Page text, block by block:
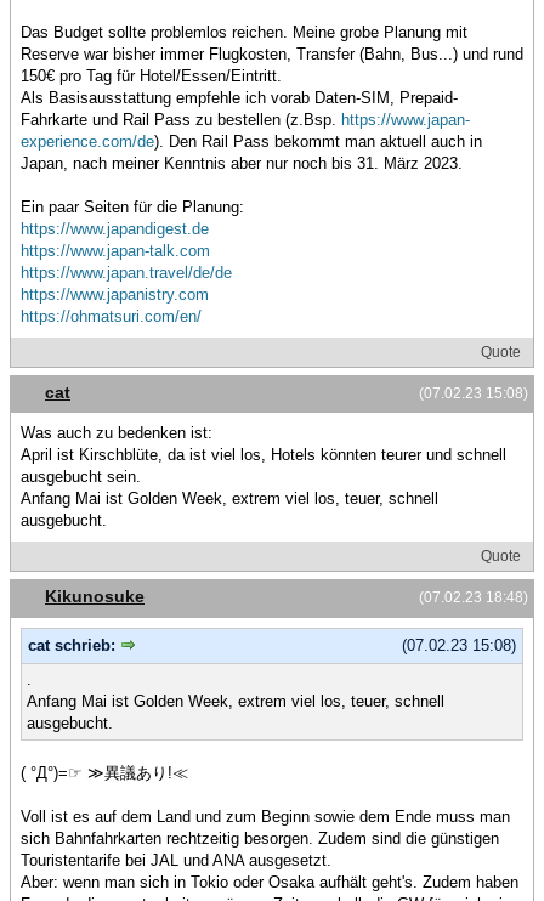
Das Budget sollte problemlos reichen. Meine grobe Planung mit
Reserve war bisher immer Flugkosten, Transfer (Bahn, Bus...) und rund
150€ pro Tag für Hotel/Essen/Eintritt.
Als Basisausstattung empfehle ich vorab Daten-SIM, Prepaid-
Fahrkarte und Rail Pass zu bestellen (z.Bsp. https://www.japan-
experience.com/de). Den Rail Pass bekommt man aktuell auch in
Japan, nach meiner Kenntnis aber nur noch bis 31. März 2023.
Ein paar Seiten für die Planung:
https://www.japandigest.de
https://www.japan-talk.com
https://www.japan.travel/de/de
https://www.japanistry.com
https://ohmatsuri.com/en/
Quote
(07.02.23 15:08)
cat
Was auch zu bedenken ist:
April ist Kirschblüte, da ist viel los, Hotels könnten teurer und schnell
ausgebucht sein.
Anfang Mai ist Golden Week, extrem viel los, teuer, schnell
ausgebucht.
Quote
(07.02.23 18:48)
Kikunosuke
(07.02.23 15:08)
cat schrieb:
.
Anfang Mai ist Golden Week, extrem viel los, teuer, schnell
ausgebucht.
( °Д°)=☞ ≫異議あり!≪
Voll ist es auf dem Land und zum Beginn sowie dem Ende muss man
sich Bahnfahrkarten rechtzeitig besorgen. Zudem sind die günstigen
Touristentarife bei JAL und ANA ausgesetzt.
Aber: wenn man sich in Tokio oder Osaka aufhält geht's. Zudem haben